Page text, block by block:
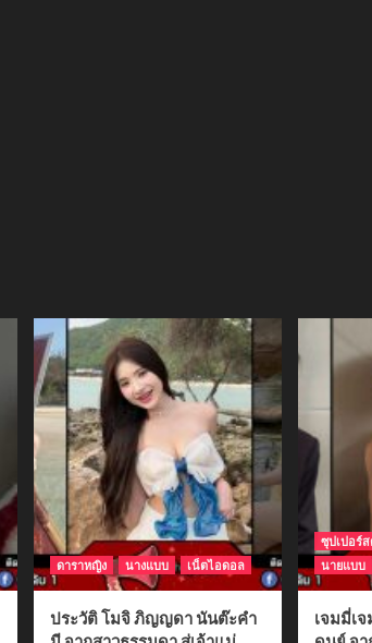
ดาราหญิง นางแบบ เน็ตไอดอล
ประวัติ โมจิ ภิญญดา นันต๊ะคำ
ซุปเปอร์ส
นายแบบ
เจมมี่เ